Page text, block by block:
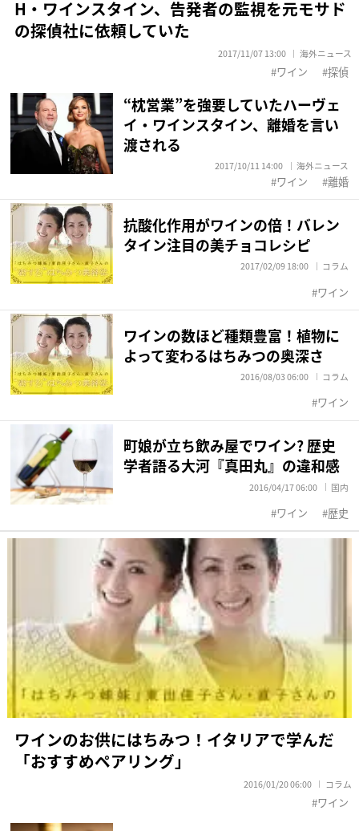
H・ワインスタイン、告発者の監視を元モサド
の探偵社に依頼していた
2017/11/07 13:00 海外ニュース
ワイン 探偵
“枕営業”を強要していたハーヴェ
イ・ワインスタイン、離婚を言い
渡される
2017/10/11 14:00 海外ニュース
ワイン 離婚
抗酸化作用がワインの倍！バレン
タイン注目の美チョコレシピ
2017/02/09 18:00 コラム
ワイン
ワインの数ほど種類豊富！植物に
よって変わるはちみつの奥深さ
2016/08/03 06:00 コラム
ワイン
町娘が立ち飲み屋でワイン? 歴史
学者語る大河『真田丸』の違和感
2016/04/17 06:00 国内
ワイン 歴史
ワインのお供にはちみつ！イタリアで学んだ
「おすすめペアリング」
2016/01/20 06:00 コラム
ワイン